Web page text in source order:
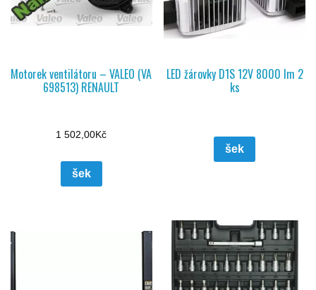
Motorek ventilátoru – VALEO (VA
698513) RENAULT
1 502,00Kč
šek
LED žárovky D1S 12V 8000 lm 2
ks
šek